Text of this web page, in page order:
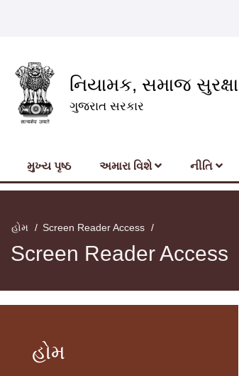
નિયામક, સમાજ સુરક્ષા
ગુજરાત સરકાર
મુખ્‍ય પૃષ્ઠ અમારા વિશે નીતિ
હોમ Screen Reader Access
Screen Reader Access
હોમ